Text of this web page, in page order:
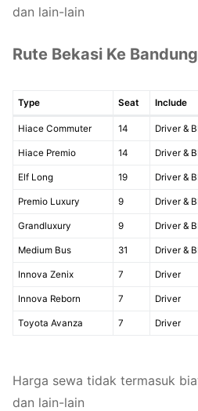
dan lain-lain
Rute Bekasi Ke Bandung
Type Seat Include
Hiace Commuter 14 Driver &
Hiace Premio 14 Driver &
Elf Long 19 Driver &
Premio Luxury 9 Driver &
Grandluxury 9 Driver &
Medium Bus 31 Driver &
Innova Zenix 7 Driver
Innova Reborn 7 Driver
Toyota Avanza 7 Driver
Harga sewa tidak termasuk
dan lain-lain